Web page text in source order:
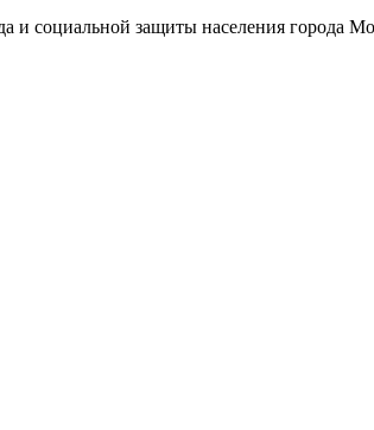
и социальной защиты населения города